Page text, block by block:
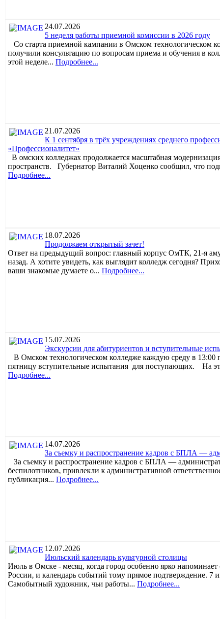
24.07.2026
5 неделя работы приемной комиссии в 2026 году
Со старта приемной кампании в Омском технологическом
получили консультацию по вопросам приема и обучения в
этой неделе... Подробнее...
21.07.2026
К 1 сентября в трёх учреждениях среднего
«Профессионалитет»
В омских колледжах продолжается масштабная
пространств. Губернатор Виталий Хоценко сообщил, что
Подробнее...
18.07.2026
Продолжаем открытый зачет!
Ответ на предыдущий вопрос: главный корпус ОмТК, 21-я
назад. А хотите увидеть, как выглядит колледж сегодня?
ваши знакомые думаете о... Подробнее...
15.07.2026
Экскурсии для абитуриентов и вступительные
В Омском технологическом колледже каждую среду в
пятницу вступительные испытания для поступающих. На
Подробнее...
14.07.2026
За съемку и распространение кадров с БПЛА —
За съемку и распространение кадров с БПЛА —
беспилотников, привлекли к административной
публикация... Подробнее...
12.07.2026
Июльский календарь культурной столицы
Июль в Омске - месяц, когда город особенно ярко
России, и календарь событий тому прямое подтверждение.
Самобытный художник, чьи работы... Подробнее...